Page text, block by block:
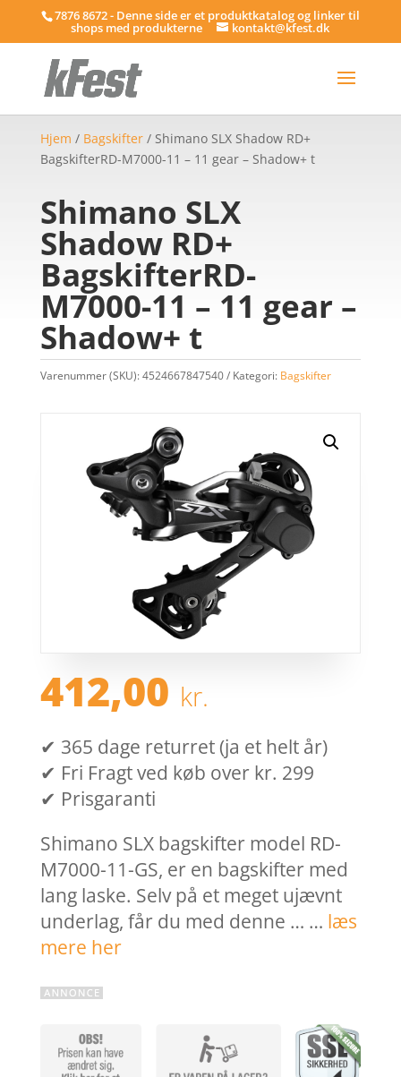
7876 8672 - Denne side er et produktkatalog og linker til
shops med produkterne kontakt@kfest.dk
Hjem / Bagskifter/ Shimano SLX Shadow RD+
BagskifterRD-M7000-11 – 11 gear – Shadow+ t
Shimano SLX
Shadow RD+
BagskifterRD-
M7000-11 – 11 gear –
Shadow+ t
Varenummer (SKU):4524667847540 Kategori: Bagskifter
412,00 kr.
✔ 365 dage returret (ja et helt år)
✔ Fri Fragt ved køb over kr. 299
✔ Prisgaranti
Shimano SLX bagskifter model RD-
M7000-11-GS, er en bagskifter med
lang laske. Selv på et meget ujævnt
underlag, får du med denne … … læs
mere her